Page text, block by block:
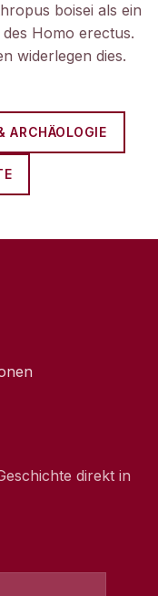
boisei als ein
Homo erectus.
widerlegen dies.
ARCHÄOLOGIE
direkt in